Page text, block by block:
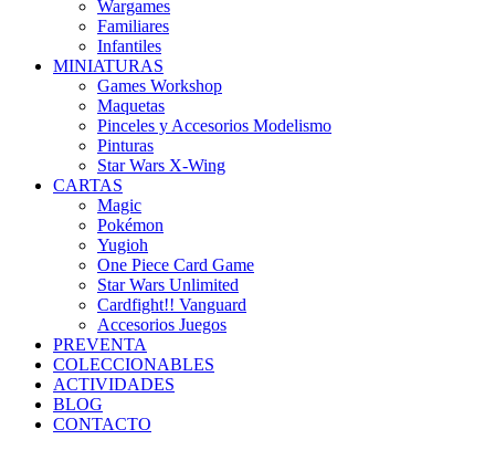
Wargames
Familiares
Infantiles
MINIATURAS
Games Workshop
Maquetas
Pinceles y Accesorios Modelismo
Pinturas
Star Wars X-Wing
CARTAS
Magic
Pokémon
Yugioh
One Piece Card Game
Star Wars Unlimited
Cardfight!! Vanguard
Accesorios Juegos
PREVENTA
COLECCIONABLES
ACTIVIDADES
BLOG
CONTACTO